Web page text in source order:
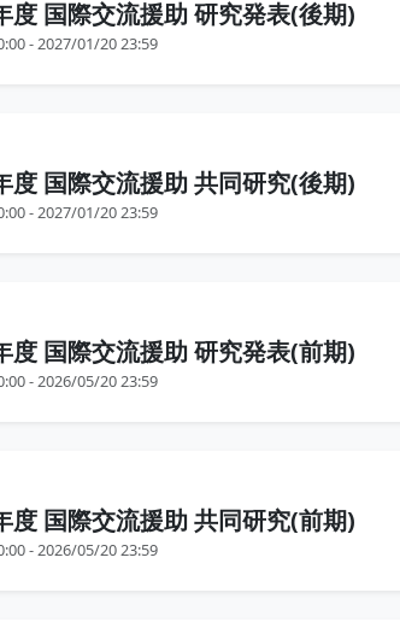
度 国際交流援助 研究発表(後期)
- 2027/01/20 23:59
度 国際交流援助 共同研究(後期)
- 2027/01/20 23:59
度 国際交流援助 研究発表(前期)
- 2026/05/20 23:59
度 国際交流援助 共同研究(前期)
- 2026/05/20 23:59